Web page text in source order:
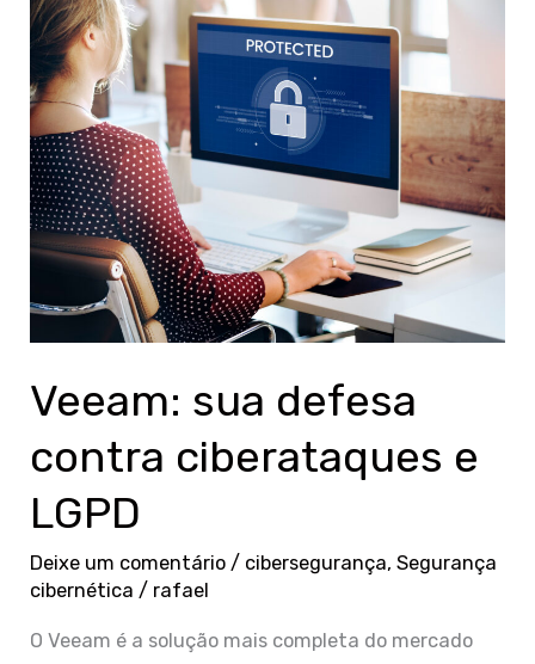
Veeam: sua defesa
contra ciberataques e
LGPD
Deixe um comentário / cibersegurança,Segurança
cibernética / rafael
O Veeam é a solução mais completa do mercado
defesa
contra
ciberataques
e
LGPD